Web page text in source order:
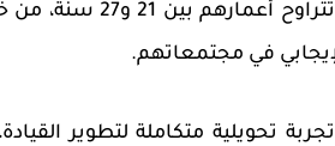
من قادة المجتمع المدني حول
في مجتمعاتهم.
تحويلية متكاملة لتطوير